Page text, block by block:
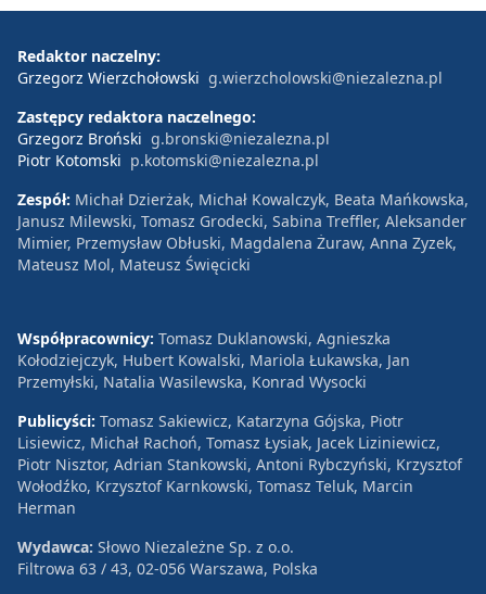
Redaktor naczelny:
Grzegorz Wierzchołowski g.wierzcholowski@niezalezna.pl
Zastępcy redaktora naczelnego:
Grzegorz Broński g.bronski@niezalezna.pl
Piotr Kotomski p.kotomski@niezalezna.pl
Zespół: Michał Dzierżak, Michał Kowalczyk, Beata Mańkowska,
Janusz Milewski, Tomasz Grodecki, Sabina Treffler, Aleksander
Mimier, Przemysław Obłuski, Magdalena Żuraw, Anna Zyzek,
Mateusz Mol, Mateusz Święcicki
Współpracownicy: Tomasz Duklanowski, Agnieszka
Kołodziejczyk, Hubert Kowalski, Mariola Łukawska, Jan
Przemyłski, Natalia Wasilewska, Konrad Wysocki
Publicyści: Tomasz Sakiewicz, Katarzyna Gójska, Piotr
Lisiewicz, Michał Rachoń, Tomasz Łysiak, Jacek Liziniewicz,
Piotr Nisztor, Adrian Stankowski, Antoni Rybczyński, Krzysztof
Wołodźko, Krzysztof Karnkowski, Tomasz Teluk, Marcin
Herman
Wydawca: Słowo Niezależne Sp. z o.o.
Filtrowa 63 / 43, 02-056 Warszawa, Polska